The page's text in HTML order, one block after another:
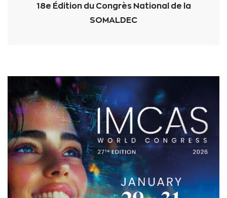
18e Édition du Congrès National de la
SOMALDEC